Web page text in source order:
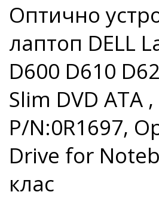
Оптично
лаптоп DELL
D600 D610
Slim DVD ATA ,
P/N:0R1697,
Drive for
клас